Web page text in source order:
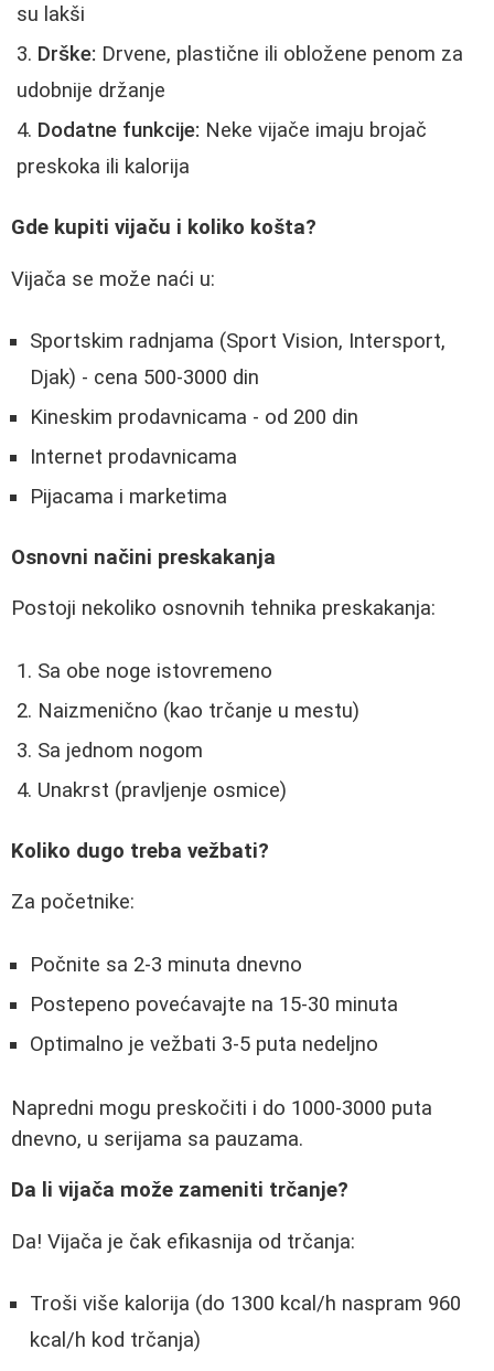
su lakši
Drške: Drvene, plastične ili obložene penom za
udobnije držanje
Dodatne funkcije: Neke vijače imaju brojač
preskoka ili kalorija
Gde kupiti vijaču i koliko košta?
Vijača se može naći u:
Sportskim radnjama (Sport Vision, Intersport,
Djak) - cena 500-3000 din
Kineskim prodavnicama - od 200 din
Internet prodavnicama
Pijacama i marketima
Osnovni načini preskakanja
Postoji nekoliko osnovnih tehnika preskakanja:
Sa obe noge istovremeno
Naizmenično (kao trčanje u mestu)
Sa jednom nogom
Unakrst (pravljenje osmice)
Koliko dugo treba vežbati?
Za početnike:
Počnite sa 2-3 minuta dnevno
Postepeno povećavajte na 15-30 minuta
Optimalno je vežbati 3-5 puta nedeljno
Napredni mogu preskočiti i do 1000-3000 puta
dnevno, u serijama sa pauzama.
Da li vijača može zameniti trčanje?
Da! Vijača je čak efikasnija od trčanja:
Troši više kalorija (do 1300 kcal/h naspram 960
kcal/h kod trčanja)